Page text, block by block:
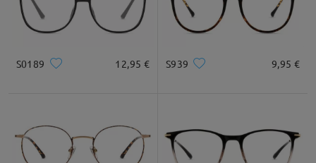
S0189 12,95 € S939 9,95 €